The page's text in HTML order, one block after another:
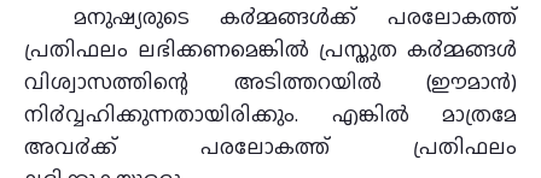
മനുഷ്യരുടെ ക൪മ്മങ്ങള്‍ക്ക് പരലോകത്ത്
പ്രതിഫലം ലഭിക്കണമെങ്കില്‍ പ്രസ്തുത ക൪മ്മങ്ങള്‍
വിശ്വാസത്തിന്റെ അടിത്തറയില്‍ (ഈമാൻ)
നി൪വ്വഹിക്കുന്നതായിരിക്കും. എങ്കില്‍ മാത്രമേ
അവ൪ക്ക് പരലോകത്ത് പ്രതിഫലം